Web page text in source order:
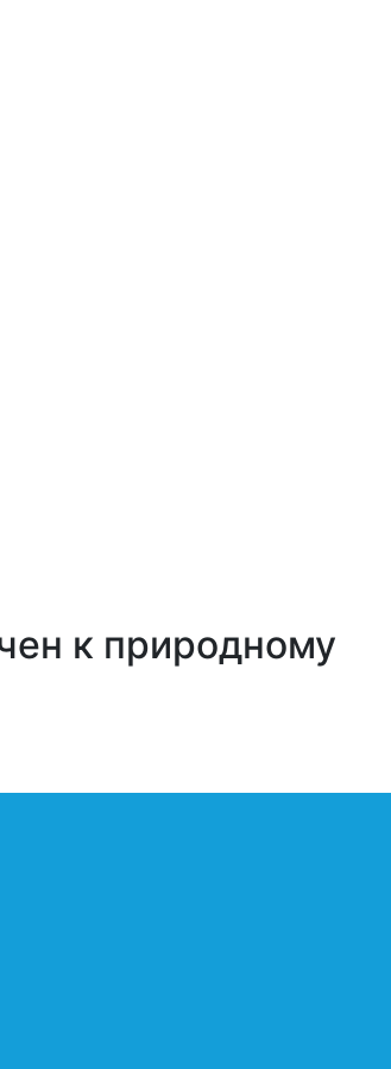
к природному
газопровод от
целлюлозно-бумажный